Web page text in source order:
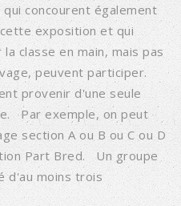
concourent également
exposition et qui
classe en main, mais pas
peuvent participer.
provenir d'une seule
Par exemple, on peut
section A ou B ou C ou D
Part Bred. Un groupe
d'au moins trois